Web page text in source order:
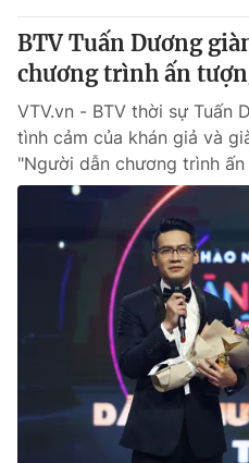
® Cấm sao chép dưới mọi hình
thuận bằng văn bản. Ghi rõ
thông tin từ website này.
BTV Tuấn Dương
chương trình ấn
VTV.vn - BTV thời sự Tuấn
tình cảm của khán giả và
"Người dẫn chương trình